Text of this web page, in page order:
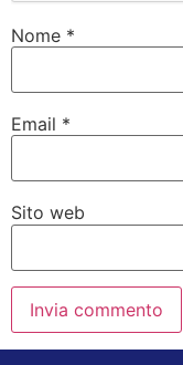
Nome *
Email *
Sito web